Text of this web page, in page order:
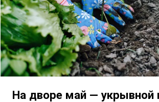
На дворе май — укрывной